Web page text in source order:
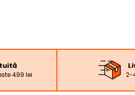
499 lei 2-